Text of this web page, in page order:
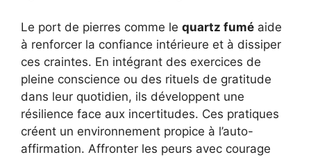
Le port de pierres comme le quartz fumé aide
à renforcer la confiance intérieure et à dissiper
ces craintes. En intégrant des exercices de
pleine conscience ou des rituels de gratitude
dans leur quotidien, ils développent une
résilience face aux incertitudes. Ces pratiques
créent un environnement propice à l’auto-
affirmation. Affronter les peurs avec courage